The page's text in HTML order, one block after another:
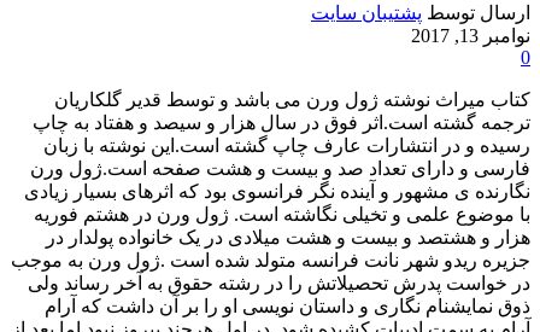
ارسال توسط پشتیبان سایت
نوامبر 13, 2017
0
کتاب میراث نوشته ژول ورن می باشد و توسط قدیر گلکاریان
ترجمه گشته است.اثر فوق در سال هزار و سیصد و هفتاد به چاپ
رسیده و در انتشارات عارف چاپ گشته است.این نوشته با زبان
فارسی و دارای تعداد صد و بیست و هشت صفحه است.ژول ورن
نگارنده ی مشهور و آینده نگر فرانسوی بود که اثرهای بسیار زیادی
با موضوع علمی و تخیلی نگاشته است. ژول ورن در هشتم فوریه
هزار و هشتصد و بیست و هشت میلادی در یک خانواده پولدار در
جزیره ریدو شهر نانت فرانسه متولد شده است .ژول ورن به موجب
در خواست پدرش تحصیلاتش را در رشته حقوق به آخر رساند ولی
ذوق نمایشنام نگاری و داستان نویسی او را بر آن داشت که آرام